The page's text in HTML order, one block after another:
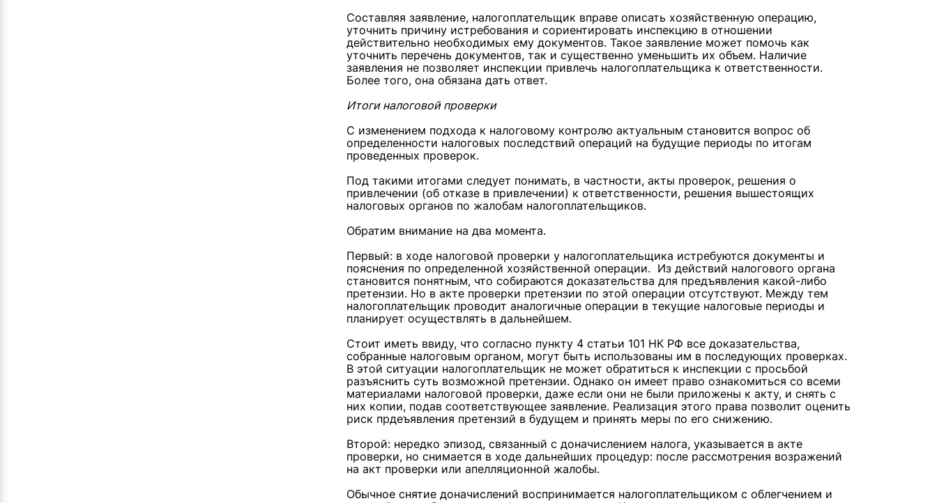
Составляя заявление, налогоплательщик вправе описать хозяйственную операцию,
уточнить причину истребования и сориентировать инспекцию в отношении
действительно необходимых ему документов. Такое заявление может помочь как
уточнить перечень документов, так и существенно уменьшить их объем. Наличие
заявления не позволяет инспекции привлечь налогоплательщика к ответственности.
Более того, она обязана дать ответ.
Итоги налоговой проверки
С изменением подхода к налоговому контролю актуальным становится вопрос об
определенности налоговых последствий операций на будущие периоды по итогам
проведенных проверок.
Под такими итогами следует понимать, в частности, акты проверок, решения о
привлечении (об отказе в привлечении) к ответственности, решения вышестоящих
налоговых органов по жалобам налогоплательщиков.
Обратим внимание на два момента.
Первый: в ходе налоговой проверки у налогоплательщика истребуются документы и
пояснения по определенной хозяйственной операции. Из действий налогового органа
становится понятным, что собираются доказательства для предъявления какой-либо
претензии. Но в акте проверки претензии по этой операции отсутствуют. Между тем
налогоплательщик проводит аналогичные операции в текущие налоговые периоды и
планирует осуществлять в дальнейшем.
Стоит иметь ввиду, что согласно пункту 4 статьи 101 НК РФ все доказательства,
собранные налоговым органом, могут быть использованы им в последующих проверках.
В этой ситуации налогоплательщик не может обратиться к инспекции с просьбой
разъяснить суть возможной претензии. Однако он имеет право ознакомиться со всеми
материалами налоговой проверки, даже если они не были приложены к акту, и снять с
них копии, подав соответствующее заявление. Реализация этого права позволит оценить
риск прдеъявления претензий в будущем и принять меры по его снижению.
Второй: нередко эпизод, связанный с доначислением налога, указывается в акте
проверки, но снимается в ходе дальнейших процедур: после рассмотрения возражений
на акт проверки или апелляционной жалобы.
Обычное снятие доначислений воспринимается налогоплательщиком с облегчением и